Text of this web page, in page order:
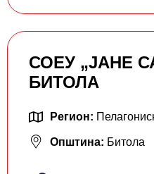
СОЕУ „ЈАНЕ
БИТОЛА
Регион:
Општина: Битола